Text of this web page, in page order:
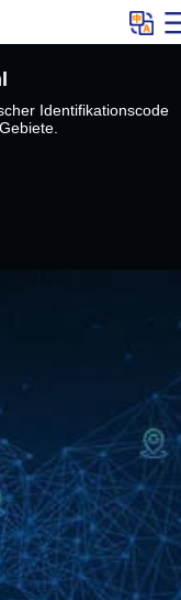
Identifikationscode